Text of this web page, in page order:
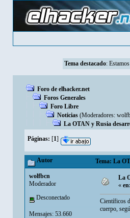
Tema destacado:
Foro de elhacker.net
Foros Generales
Foro Libre
Noticias (Moderadores:
La OTAN y Rusia
Páginas: [1]
Autor Tema: La
wolfbcn
Moderador
Desconectado
Mensajes: 53.660
La
«
Científicos
cuerpo,